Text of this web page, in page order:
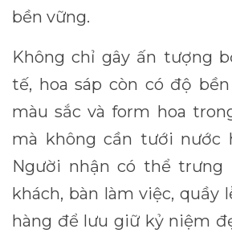
bền vững.
Không chỉ gây ấn tượng
tế, hoa sáp còn có độ
màu sắc và form hoa
mà không cần tưới nước
Người nhận có thể trưng
khách, bàn làm việc, quầy
hàng để lưu giữ kỷ niệm